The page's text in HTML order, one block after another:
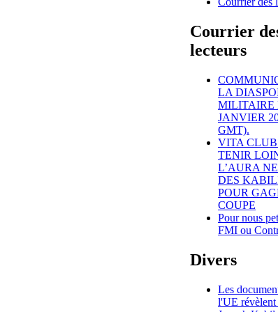
Courrier
lecteurs
LA
MILITAIRE
JANVIER
GMT).
VITA
TENIR
L’AURA
DES
POUR
COUPE
Pour nous
FMI ou
Divers
Les
l'UE révèlent